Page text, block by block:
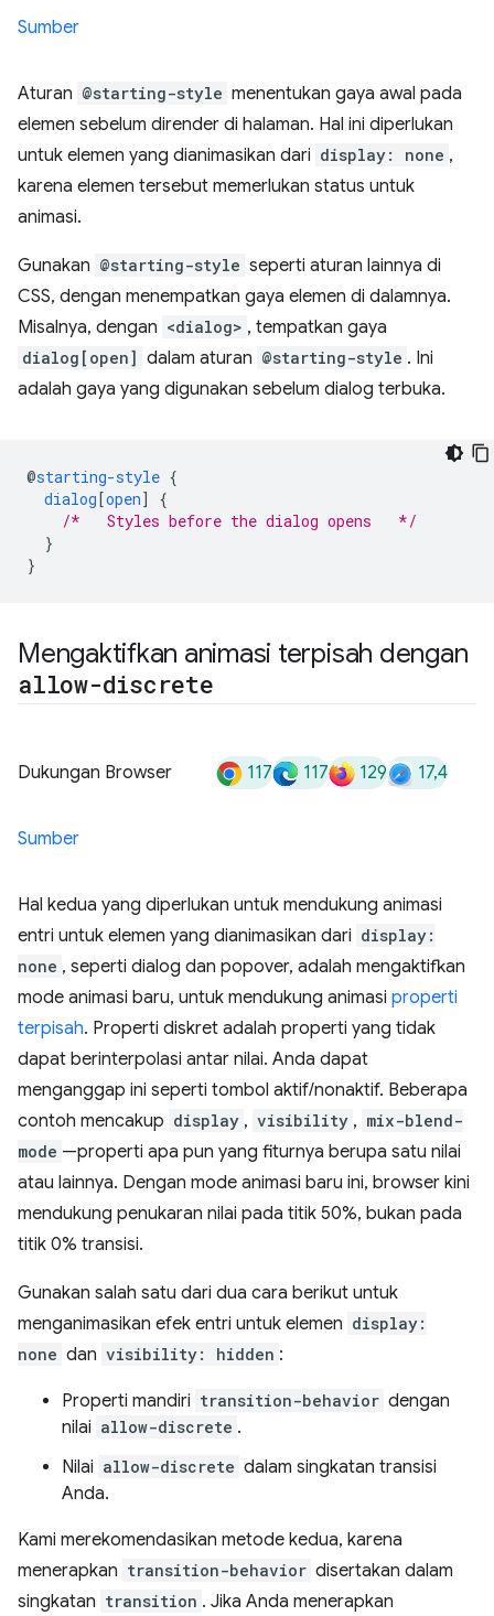
Sumber
Aturan @starting-style menentukan gaya awal pada
elemen sebelum dirender di halaman. Hal ini diperlukan
untuk elemen yang dianimasikan dari display: none ,
karena elemen tersebut memerlukan status untuk
animasi.
Gunakan @starting-style seperti aturan lainnya di
CSS, dengan menempatkan gaya elemen di dalamnya.
Misalnya, dengan <dialog> , tempatkan gaya
dialog[open] dalam aturan @starting-style . Ini
adalah gaya yang digunakan sebelum dialog terbuka.
@starting-style {
dialog[open]
{
/*   Styles before the dialog opens   */
}
}
Mengaktifkan animasi terpisah dengan
allow-discrete
Dukungan Browser 117 117 129 17,4
Sumber
Hal kedua yang diperlukan untuk mendukung animasi
entri untuk elemen yang dianimasikan dari display:
none , seperti dialog dan popover, adalah mengaktifkan
mode animasi baru, untuk mendukung animasi properti
terpisah. Properti diskret adalah properti yang tidak
dapat berinterpolasi antar nilai. Anda dapat
menganggap ini seperti tombol aktif/nonaktif. Beberapa
contoh mencakup display , visibility , mix-blend-
mode —properti apa pun yang fiturnya berupa satu nilai
atau lainnya. Dengan mode animasi baru ini, browser kini
mendukung penukaran nilai pada titik 50%, bukan pada
titik 0% transisi.
Gunakan salah satu dari dua cara berikut untuk
menganimasikan efek entri untuk elemen display:
none dan visibility: hidden :
Properti mandiri transition-behavior dengan
nilai allow-discrete .
Nilai allow-discrete dalam singkatan transisi
Anda.
Kami merekomendasikan metode kedua, karena
menerapkan transition-behavior disertakan dalam
singkatan transition . Jika Anda menerapkan